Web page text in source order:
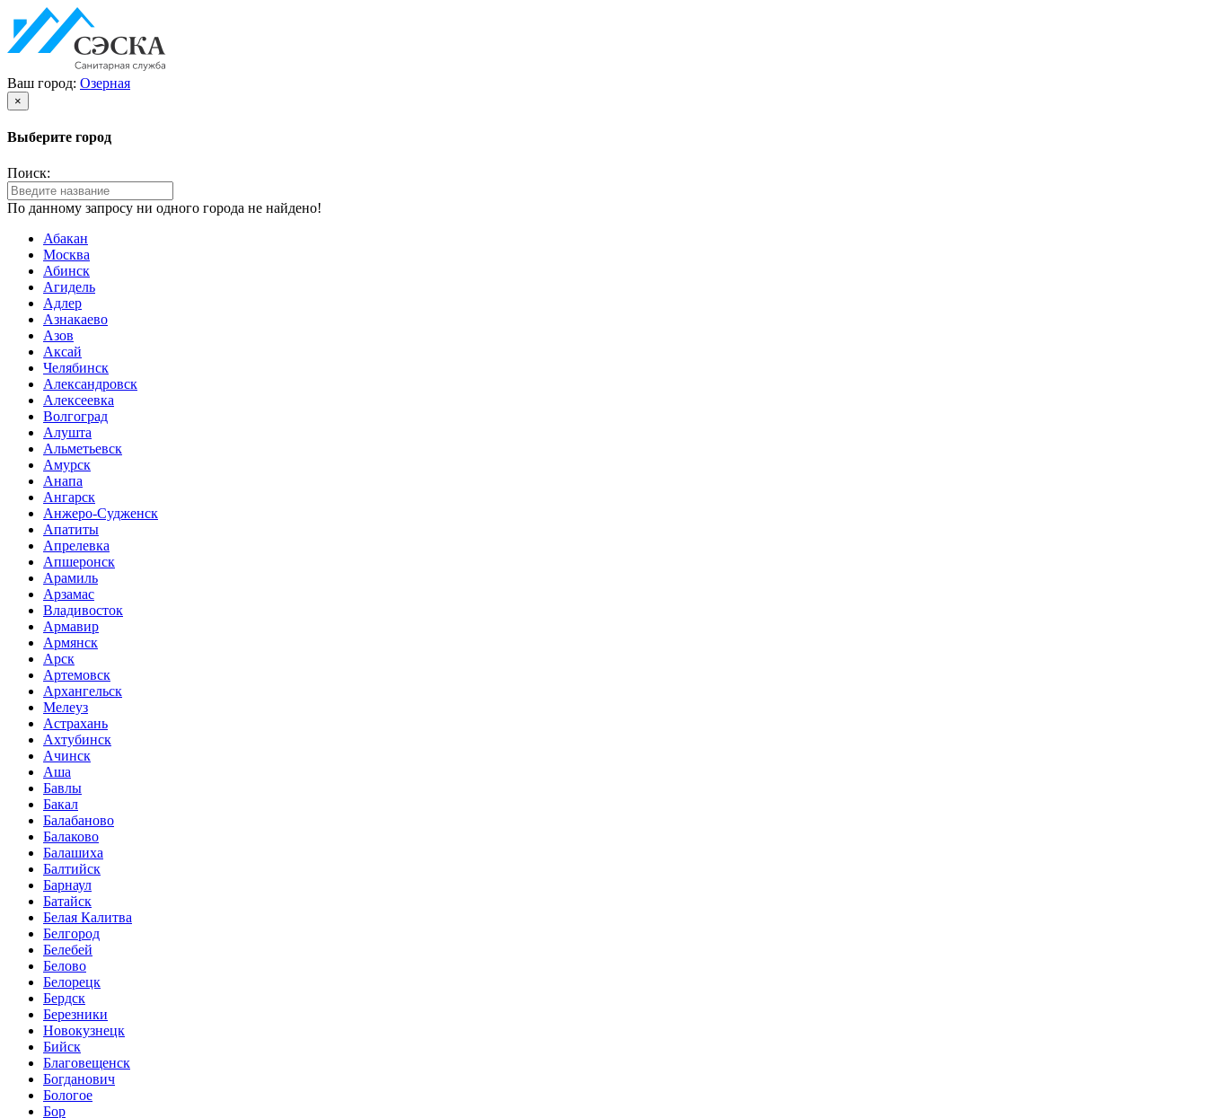
Ваш город: Озерная
×
Выберите город
Поиск:
По данному запросу ни одного города не найдено!
Абакан
Москва
Абинск
Агидель
Адлер
Азнакаево
Азов
Аксай
Челябинск
Александровск
Алексеевка
Волгоград
Алушта
Альметьевск
Амурск
Анапа
Ангарск
Анжеро-Судженск
Апатиты
Апрелевка
Апшеронск
Арамиль
Арзамас
Владивосток
Армавир
Армянск
Арск
Артемовск
Архангельск
Мелеуз
Астрахань
Ахтубинск
Ачинск
Аша
Бавлы
Бакал
Балабаново
Балаково
Балашиха
Балтийск
Барнаул
Батайск
Белая Калитва
Белгород
Белебей
Белово
Белорецк
Бердск
Березники
Новокузнецк
Бийск
Благовещенск
Богданович
Бологое
Бор